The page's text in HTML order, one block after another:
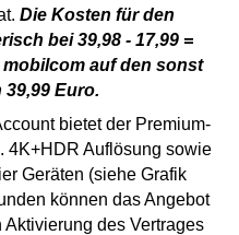
Die Kosten für den
bei 39,98 - 17,99 =
mobilcom auf den sonst
Euro.
bietet der Premium-
4K+HDR Auflösung sowie
Geräten (siehe Grafik
können das Angebot
des Vertrages